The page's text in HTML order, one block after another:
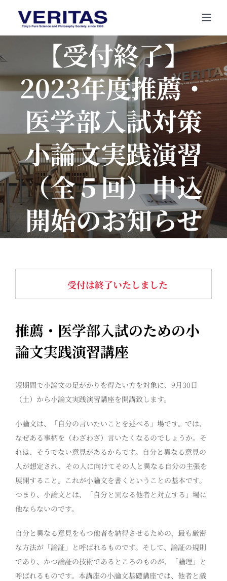
content
【受付終了】
2023年度推薦・
医学部入試対策
小論文実践演習
（全５回）申込
開始のお知らせ
受付は終了いたしました
推薦・医学部入試のための小
論文実践演習講座
短期間で小論文の足がかりを得たい方を対象に、9月30日
（土）から小論文実践演習講座を開講致します。
小論文は、「自分の言いたいことを述べる」場です。では、
なぜある事柄を（わざわざ）言いたくなるのでしょうか。そ
れは、そうでない意見があるからです。自分と異なる意見の
人が想定され、その人に向けてその人と異なる自分の主張を
展開すること。これが小論文を書くということの基本です。
つまり、小論文とは、「自分と異なる他者と対立する」場に
他ならないのです。
自分と異なる意見をもつ他者を納得させるための、最も厳密
な方法が「論証」と呼ばれるものです。そして、論証の規則
であり、かつ論証の技術であるところのものが、「論理」と
呼ばれるものです。本講座の小論文基礎講座では、他者と議